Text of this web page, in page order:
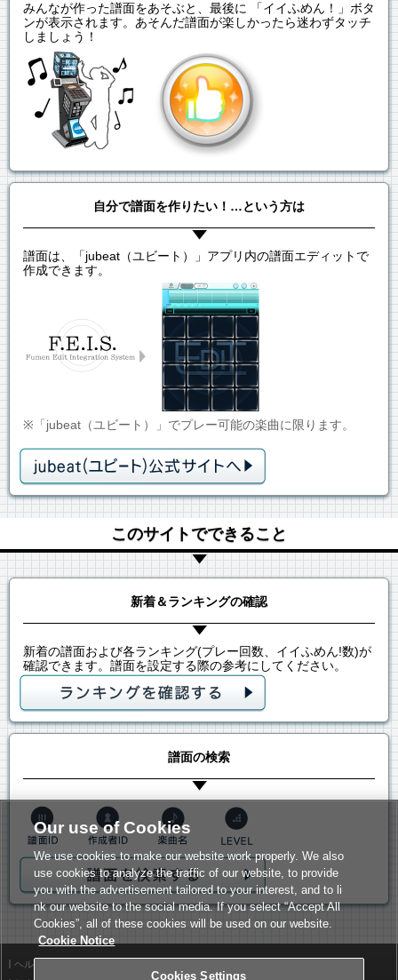
みんなが作った譜面をあそぶと、最後に 「イイふめん！」ボタ
ンが表示されます。あそんだ譜面が楽しかったら迷わずタッチ
しましょう！
自分で譜面を作りたい！…という方は
譜面は、「jubeat（ユビート）」アプリ内の譜面エディットで
作成できます。
※「jubeat（ユビート）」でプレー可能の楽曲に限ります。
このサイトでできること
新着＆ランキングの確認
新着の譜面および各ランキング(プレー回数、イイふめん!数)が
確認できます。譜面を設定する際の参考にしてください。
譜面の検索
ヘルプ
Our use of Cookies
We use cookies to make our website work properly. We also
use cookies to analyze the traffic of our website, to provide
you with the advertisement tailored to your interest, and to li
nk our website to the social media. If you select “Accept All
Cookies”, all of these cookies will be used on our website.
Cookie Notice
Cookies Settings